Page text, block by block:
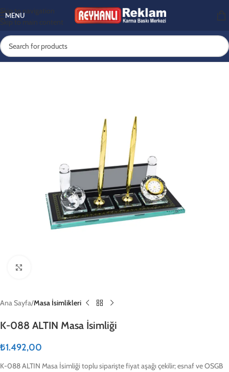
Skip to navigation
Skip to main content
MENU
Ana Sayfa Masa İsimlikleri
K-088 ALTIN Masa İsimliği
₺1.492,00
K-088 ALTIN Masa İsimliği toplu siparişte fiyat aşağı çekilir; esnaf ve OSGB